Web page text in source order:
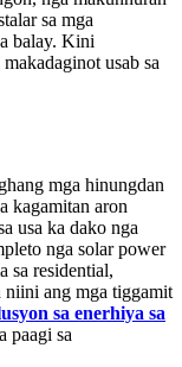
sa mga
balay. Kini
usab sa
mga hinungdan
kagamitan aron
usa ka dako nga
nga solar power
sa residential,
niini ang mga tiggamit
sa enerhiya sa
paagi sa